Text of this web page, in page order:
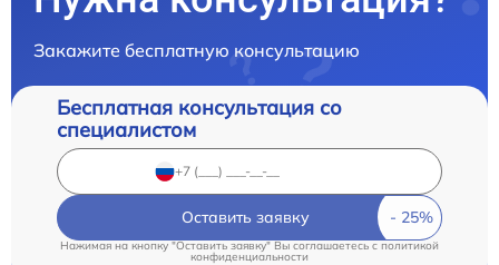
Закажите бесплатную консультацию
Бесплатная консультация со
специалистом
Оставить заявку
Нажимая на кнопку "Оставить заявку" Вы соглашаетесь cполитикой
конфиденциальности